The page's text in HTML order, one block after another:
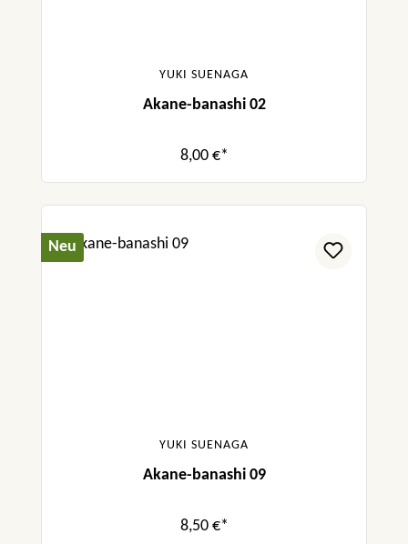
YUKI SUENAGA
Akane-banashi 02
8,00 €*
Neu
YUKI SUENAGA
Akane-banashi 09
8,50 €*